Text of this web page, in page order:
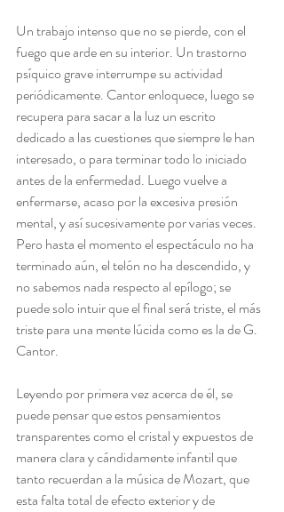
Un trabajo intenso que no se pierde, con el
fuego que arde en su interior. Un trastorno
psíquico grave interrumpe su actividad
periódicamente. Cantor enloquece, luego se
recupera para sacar a la luz un escrito
dedicado a las cuestiones que siempre le han
interesado, o para terminar todo lo iniciado
antes de la enfermedad. Luego vuelve a
enfermarse, acaso por la excesiva presión
mental, y así sucesivamente por varias veces.
Pero hasta el momento el espectáculo no ha
terminado aún, el telón no ha descendido, y
no sabemos nada respecto al epílogo; se
puede solo intuir que el final será triste, el más
triste para una mente lúcida como es la de G.
Cantor.
Leyendo por primera vez acerca de él, se
puede pensar que estos pensamientos
transparentes como el cristal y expuestos de
manera clara y cándidamente infantil que
tanto recuerdan a la música de Mozart, que
esta falta total de efecto exterior y de